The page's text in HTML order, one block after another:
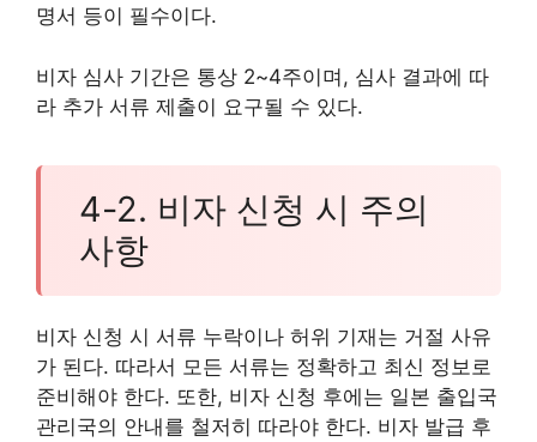
명서 등이 필수이다.
비자 심사 기간은 통상 2~4주이며, 심사 결과에 따
라 추가 서류 제출이 요구될 수 있다.
4-2. 비자 신청 시 주의
사항
비자 신청 시 서류 누락이나 허위 기재는 거절 사유
가 된다. 따라서 모든 서류는 정확하고 최신 정보로
준비해야 한다. 또한, 비자 신청 후에는 일본 출입국
관리국의 안내를 철저히 따라야 한다. 비자 발급 후